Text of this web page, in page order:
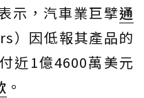
示，汽車業巨擘通
）因低報其產品的
近1億4600萬美元
。